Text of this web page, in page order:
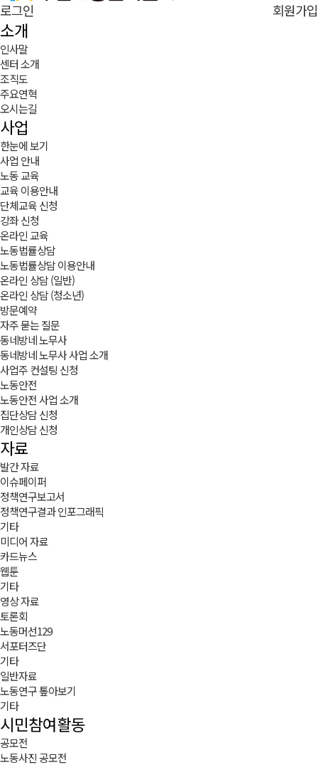
로그인 회원가입
소개
인사말
센터 소개
조직도
주요연혁
오시는길
사업
한눈에 보기
사업 안내
노동 교육
교육 이용안내
단체교육 신청
강좌 신청
온라인 교육
노동법률상담
노동법률상담 이용안내
온라인 상담 (일반)
온라인 상담 (청소년)
방문예약
자주 묻는 질문
동네방네 노무사
동네방네 노무사 사업 소개
사업주 컨설팅 신청
노동안전
노동안전 사업 소개
집단상담 신청
개인상담 신청
자료
발간 자료
이슈페이퍼
정책연구보고서
정책연구결과 인포그래픽
기타
미디어 자료
카드뉴스
웹툰
기타
영상 자료
토론회
노동머선129
서포터즈단
기타
일반자료
노동연구 톺아보기
기타
시민참여활동
공모전
노동사진 공모전